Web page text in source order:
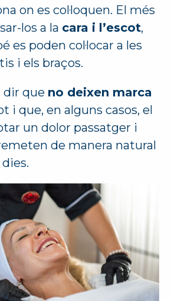
on es col·loquen. El més
los a la cara i l’escot,
es poden col·locar a les
i els braços.
dir que no deixen marca
i que, en alguns casos, el
un dolor passatger i
de manera natural